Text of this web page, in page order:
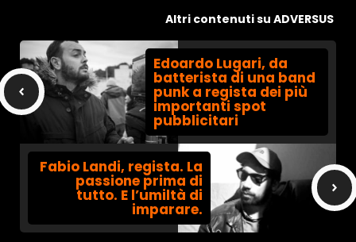
Altri contenuti su ADVERSUS
Edoardo Lugari, da
batterista di una band
punk a regista dei più
importanti spot
pubblicitari
Fabio Landi, regista. La
passione prima di
tutto. E l’umiltà di
imparare.